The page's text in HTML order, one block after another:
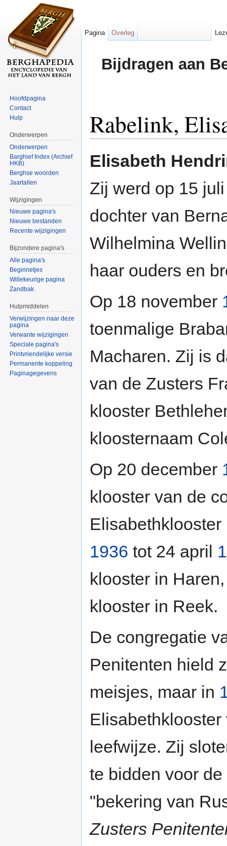
Bijdragen aan
Rabelink,
Elisabeth
Zij werd op 15
dochter van
Wilhelmina
haar ouders en
Op 18 november
toenmalige
Macharen. Zij is
van de Zusters
klooster
kloosternaam
Op 20 december
klooster van de
1936 tot 24 april
klooster in
klooster in Reek.
De congregatie
Penitenten hield
meisjes, maar in
leefwijze. Zij
te bidden voor
"bekering van
Zusters
Pagina Overleg
Hoofdpagina
Contact
Hulp
Onderwerpen
Onderwerpen
Barghief Index (Archief
HKB)
Berghse woorden
Jaartallen
Wijzigingen
Nieuwe pagina's
Nieuwe bestanden
Recente wijzigingen
Bijzondere pagina's
Alle pagina's
Beginnetjes
Willekeurige pagina
Zandbak
Hulpmiddelen
Verwijzingen naar deze
pagina
Verwante wijzigingen
Speciale pagina's
Printvriendelijke versie
Permanente koppeling
Paginagegevens